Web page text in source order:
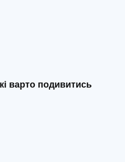
варто подивитись